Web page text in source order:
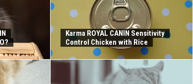
Karma ROYAL CANIN Sensitivity
Control Chicken with Rice